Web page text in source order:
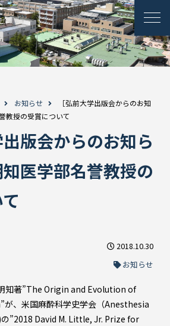
お知らせ
［弘前大学出版会からのお知
教授の受賞について
出版会からのお知ら
医学部名誉教授の
2018.10.30
お知らせ
知著”The Origin and Evolution of
、米国麻酔科学史学会（Anesthesia
”2018 David M. Little, Jr. Prize for